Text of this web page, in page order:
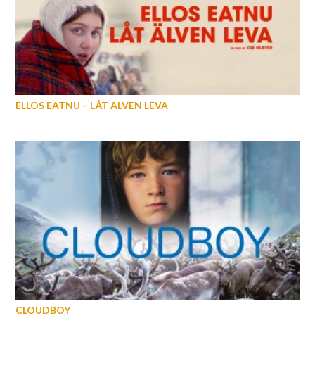
ELLOS EATNU – LÅT ÄLVEN LEVA
CLOUDBOY